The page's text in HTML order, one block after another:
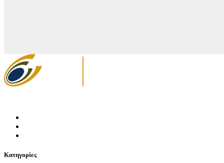
Κατηγορίες